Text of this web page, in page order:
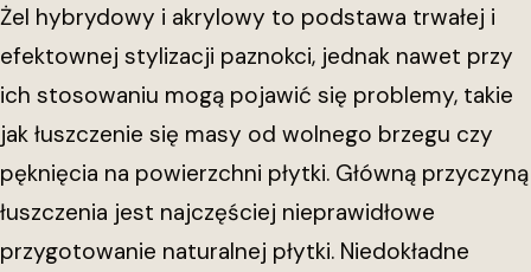
Żel hybrydowy i akrylowy to podstawa trwałej i
efektownej stylizacji paznokci, jednak nawet przy
ich stosowaniu mogą pojawić się problemy, takie
jak łuszczenie się masy od wolnego brzegu czy
pęknięcia na powierzchni płytki. Główną przyczyną
łuszczenia jest najczęściej nieprawidłowe
przygotowanie naturalnej płytki. Niedokładne